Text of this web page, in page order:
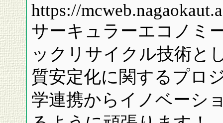
https://
サーキュラーエコノミ
ックリサイクル技術と
質安定化に関するプロ
学連携からイノベーシ